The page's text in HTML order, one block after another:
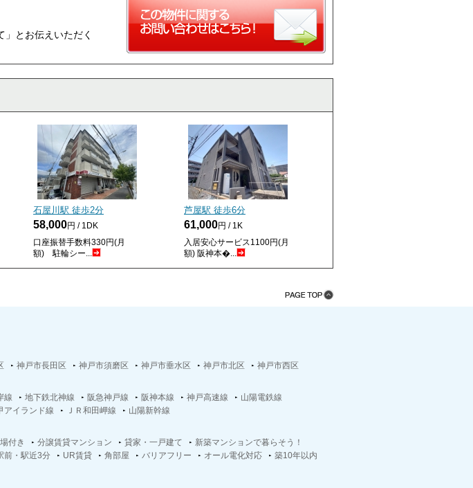
とお伝えいただく
石屋川駅 徒歩2分
58,000円 / 1DK
口座振替手数料330円(月
額) 駐輪シー...
芦屋駅 徒歩6分
61,000円 / 1K
入居安心サービス1100円(月
額) 阪神本�...
神戸市長田区 神戸市須磨区 神戸市垂水区 神戸市北区
神戸市西区
線 地下鉄北神線 阪急神戸線 阪神本線 神戸高速線
山陽電鉄線
アイランド線 ＪＲ和田岬線
山陽新幹線
付き 分譲賃貸マンション 貸家・一戸建て
新築マンションで暮らそう！
前・駅近3分 UR賃貸 角部屋 バリアフリー オール電化対応
築10年以内